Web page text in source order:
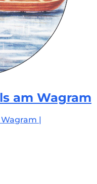
am Wagram
|